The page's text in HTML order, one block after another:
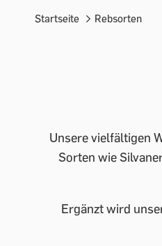
Startseite Rebsorten
Unsere vielfältigen
Sorten wie
Ergänzt wird